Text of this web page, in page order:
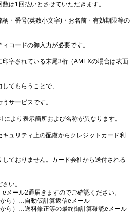
は1回払いとさせていただきます。
・番号(英数小文字)・お名前・有効期限等の
コードの御入力が必要です。
印字されている末尾3桁（AMEXの場合は表面
てもらうことで、
サービスです。
より表示箇所および名称が異なります。
ュリティ上の配慮からクレジットカード利
しておりません。カード会社から送付される
い。
メール2通届きますのでご確認ください。
ら）…自動仮計算返信eメール
ら）…送料修正等の最終御計算確認eメール